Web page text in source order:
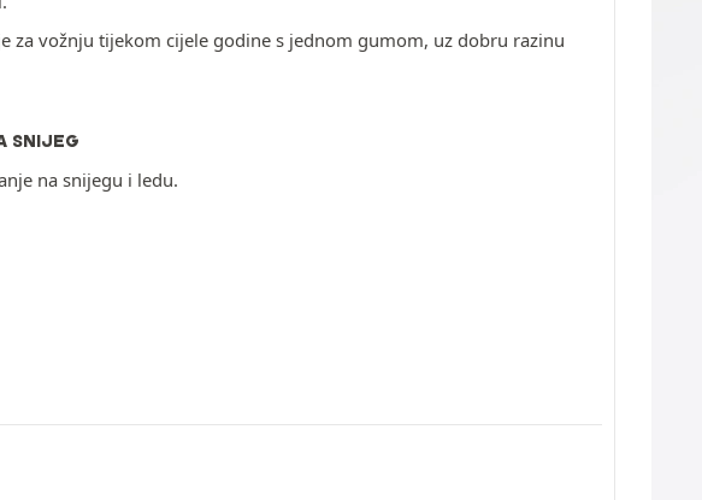
za vožnju tijekom cijele godine s jednom gumom, uz dobru razinu
SNIJEG
na snijegu i ledu.